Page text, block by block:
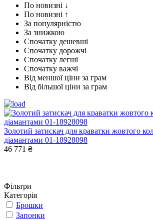
По новизні ↓
По новизні ↑
За популярністю
За знижкою
Спочатку дешевші
Спочатку дорожчі
Спочатку легші
Спочатку важчі
Від меншої ціни за грам
Від більшої ціни за грам
Золотий затискач для краватки жовтого
діамантами 01-18928098
46 771 ₴
Фільтри
Категорія
Брошки
Запонки